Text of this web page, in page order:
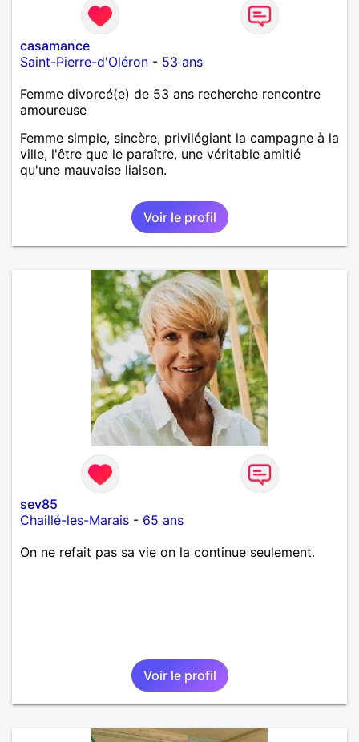
casamance
Saint-Pierre-d'Oléron - 53 ans
Femme divorcé(e) de 53 ans recherche rencontre
amoureuse
Femme simple, sincère, privilégiant la campagne à la
ville, l'être que le paraître, une véritable amitié
qu'une mauvaise liaison.
Voir le profil
sev85
Chaillé-les-Marais - 65 ans
On ne refait pas sa vie on la continue seulement.
Voir le profil